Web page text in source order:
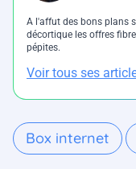
A l'affut des bons plans
décortique les offres
pépites.
Voir tous ses
Box internet